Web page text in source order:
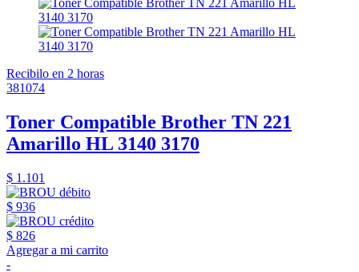
Recibilo en 2 horas
381074
Toner Compatible Brother TN 221
Amarillo HL 3140 3170
$ 1.101
$ 936
$ 826
Agregar a mi carrito
-